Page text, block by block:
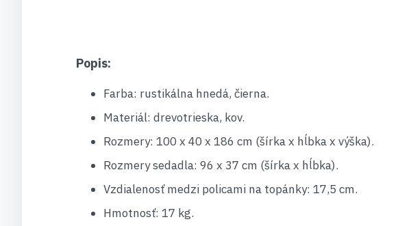
Popis:
Farba: rustikálna hnedá, čierna.
Materiál: drevotrieska, kov.
Rozmery: 100 x 40 x 186 cm (šírka x hĺbka x výška).
Rozmery sedadla: 96 x 37 cm (šírka x hĺbka).
Vzdialenosť medzi policami na topánky: 17,5 cm.
Hmotnosť: 17 kg.